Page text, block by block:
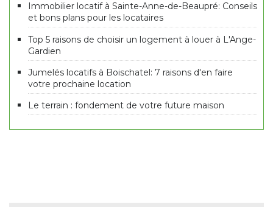
Immobilier locatif à Sainte-Anne-de-Beaupré: Conseils
et bons plans pour les locataires
Top 5 raisons de choisir un logement à louer à L'Ange-
Gardien
Jumelés locatifs à Boischatel: 7 raisons d'en faire
votre prochaine location
Le terrain : fondement de votre future maison